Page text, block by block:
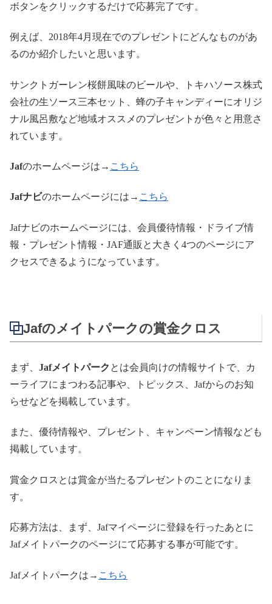
ボタンをクリックするだけで応募完了です。
例えば、 2018年4月現在でのプレゼントにどんなものがあ
るのか紹介したいと思います。
サンクトガーレン桜餅風味のビールや、トキハソース株式
会社の生ソース三本セット、蜂の子キャンディーにオリジ
ナル風呂敷など地域オススメのプレゼントが色々と用意さ
れています。
Jafのホームページは→ こちら
Jafナビのホームページには→ こちら
Jafナビのホームページには、会員優待情報・ドライブ情
報・プレゼント情報・ JAF通販と大きく 4つのページにア
クセスできるようになっています。
Jafのメイトパークの賞金クロス
まず、 Jafメイトパーク とは会員向けの情報サイトで、カ
ーライフにまつわる記事や、トピックス、 Jafからのお知
らせなどを掲載しています。
また、優待情報や、プレゼント、キャンペーン情報なども
掲載しています。
賞金クロスとは賞金が当たるプレゼントのことになりま
す。
応募方法は、まず、 Jafマイページに登録を行ったあとに
Jafメイトパークのページにて応募する事が可能です。
Jafメイトパークは→ こちら